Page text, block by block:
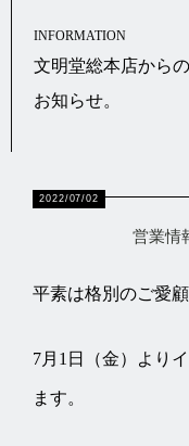
INFORMATION
文明堂総本店からの
お知らせ。
2022/07/02
営業情
平素は格別のご愛
7月1日（金）より
ます。